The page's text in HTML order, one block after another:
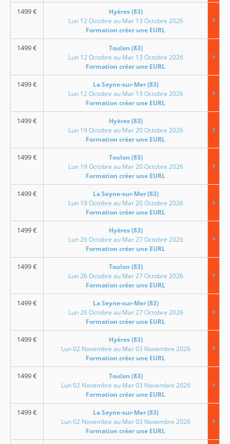
1499€
Hyères (83)
Lun 12 Octobre au Mar 13 Octobre 2026
Formation créer une EURL
1499€
Toulon (83)
Lun 12 Octobre au Mar 13 Octobre 2026
Formation créer une EURL
1499€
La Seyne-sur-Mer (83)
Lun 12 Octobre au Mar 13 Octobre 2026
Formation créer une EURL
1499€
Hyères (83)
Lun 19 Octobre au Mar 20 Octobre 2026
Formation créer une EURL
1499€
Toulon (83)
Lun 19 Octobre au Mar 20 Octobre 2026
Formation créer une EURL
1499€
La Seyne-sur-Mer (83)
Lun 19 Octobre au Mar 20 Octobre 2026
Formation créer une EURL
1499€
Hyères (83)
Lun 26 Octobre au Mar 27 Octobre 2026
Formation créer une EURL
1499€
Toulon (83)
Lun 26 Octobre au Mar 27 Octobre 2026
Formation créer une EURL
1499€
La Seyne-sur-Mer (83)
Lun 26 Octobre au Mar 27 Octobre 2026
Formation créer une EURL
1499€
Hyères (83)
Lun 02 Novembre au Mar 03 Novembre 2026
Formation créer une EURL
1499€
Toulon (83)
Lun 02 Novembre au Mar 03 Novembre 2026
Formation créer une EURL
1499€
La Seyne-sur-Mer (83)
Lun 02 Novembre au Mar 03 Novembre 2026
Formation créer une EURL